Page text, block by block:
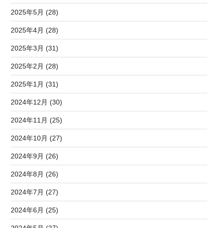
2025年5月 (28)
2025年4月 (28)
2025年3月 (31)
2025年2月 (28)
2025年1月 (31)
2024年12月 (30)
2024年11月 (25)
2024年10月 (27)
2024年9月 (26)
2024年8月 (26)
2024年7月 (27)
2024年6月 (25)